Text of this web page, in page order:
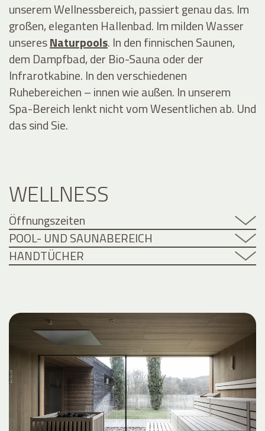
unserem Wellnessbereich, passiert genau das. Im
großen, eleganten Hallenbad. Im milden Wasser
unseresNaturpools. In den finnischen Saunen,
dem Dampfbad, der Bio-Sauna oder der
Infrarotkabine. In den verschiedenen
Ruhebereichen – innen wie außen. In unserem
Spa-Bereich lenkt nicht vom Wesentlichen ab. Und
das sind Sie.
WELLNESS
Öffnungszeiten
POOL- UND SAUNABEREICH
HANDTÜCHER